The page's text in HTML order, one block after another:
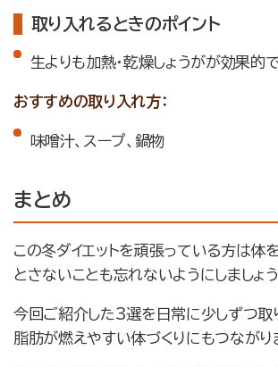
取り入れるときのポイント
生よりも加熱・乾燥しょうがが効果的
おすすめの取り入れ方：
味噌汁、スープ、鍋物
まとめ
この冬ダイエットを頑張っている方は体
とさないことも忘れないようにしましょう
今回ご紹介した3選を日常に少しずつ取
脂肪が燃えやすい体づくりにもつながり